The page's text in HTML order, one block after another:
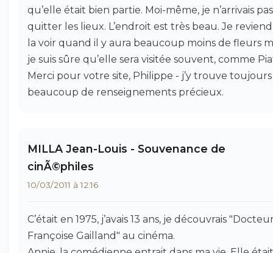
qu’elle était bien partie. Moi-même, je n’arrivais
quitter les lieux. L’endroit est très beau. Je
la voir quand il y aura beaucoup moins de fleurs
je suis sûre qu’elle sera visitée souvent, comme
Merci pour votre site, Philippe - j’y trouve toujours
beaucoup de renseignements précieux.
MILLA Jean-Louis - Souvenance de
cinÃ©philes
10/03/2011 à 12:16
C’était en 1975, j’avais 13 ans, je découvrais
Françoise Gailland" au cinéma.